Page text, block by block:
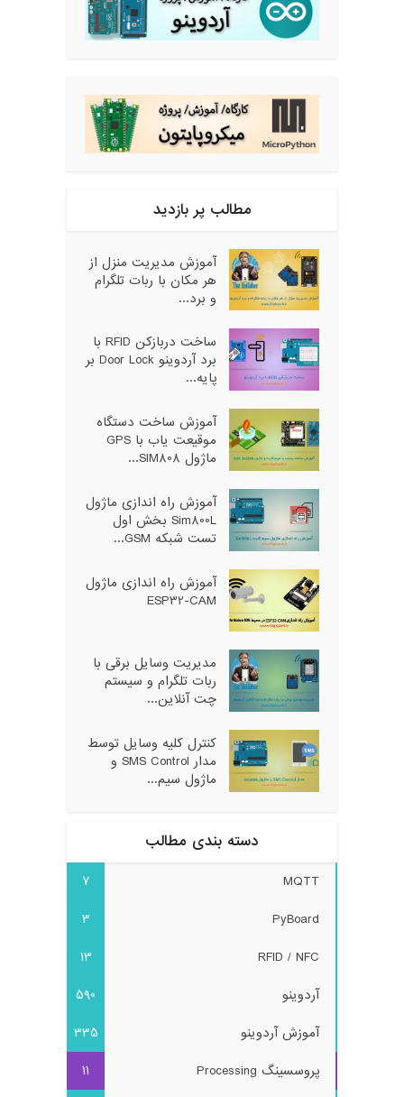
مطالب پر بازدید
آموزش مدیریت منزل از
هر مکان با ربات تلگرام
و برد...
ساخت دربازکن RFID با
برد آردوینو Door Lock بر
پایه...
آموزش ساخت دستگاه
موقیعت یاب با GPS
ماژول SIM808...
آموزش راه اندازی ماژول
Sim800L بخش اول
تست شبکه GSM...
آموزش راه اندازی ماژول
ESP32-CAM
مدیریت وسایل برقی با
ربات تلگرام و سیستم
چت آنلاین...
کنترل کلیه وسایل توسط
مدار SMS Control و
ماژول سیم...
دسته بندی مطالب
MQTT
7
PyBoard
3
RFID / NFC
13
آردوینو
590
آموزش آردوینو
335
پروسسینگ Processing
11